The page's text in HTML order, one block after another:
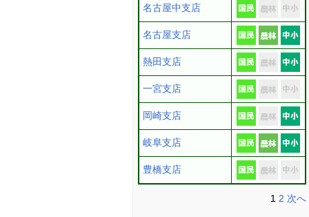
名古屋中支店
名古屋支店
熱田支店
一宮支店
岡崎支店
岐阜支店
豊橋支店
1 2 次へ